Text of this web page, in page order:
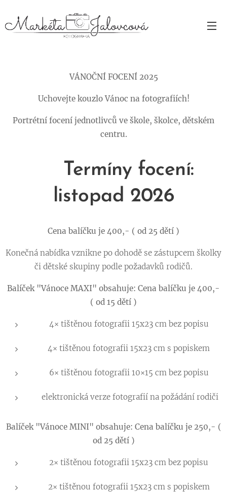
VÁNOČNÍ FOCENÍ 2025
Uchovejte kouzlo Vánoc na fotografiích!
Portrétní focení jednotlivců ve škole, školce, dětském
centru.
Termíny focení:
listopad 2026
Cena balíčku je 400,- ( od 25 dětí )
Konečná nabídka vznikne po dohodě se zástupcem školky
či dětské skupiny podle požadavků rodičů.
Balíček "Vánoce MAXI" obsahuje: Cena balíčku je 400,-
( od 15 dětí )
4× tištěnou fotografii 15x23 cm bez popisu
4× tištěnou fotografii 15x23 cm s popiskem
6× tištěnou fotografii 10×15 cm bez popisu
elektronická verze fotografií na požádání rodiči
Balíček "Vánoce MINI" obsahuje: Cena balíčku je 250,- (
od 25 dětí )
2× tištěnou fotografii 15x23 cm bez popisu
2× tištěnou fotografii 15x23 cm s popiskem